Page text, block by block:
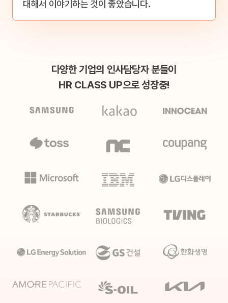
대해서 이야기하는 것이 좋았습니다.
다양한 기업의 인사담당자 분들이
HR CLASS UP으로 성장중!